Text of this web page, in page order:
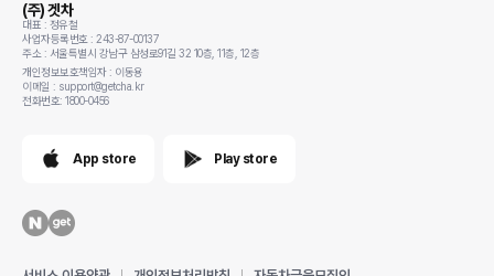
(주) 겟차
대표 : 정유철
사업자등록번호 : 243-87-00137
주소 : 서울특별시 강남구 삼성로91길 32 10층, 11층, 12층
개인정보보호책임자 : 이동용
이메일 : support@getcha.kr
전화번호: 1800-0456
App store Play store